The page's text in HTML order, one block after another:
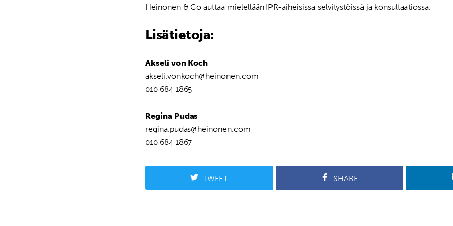
Heinonen & Co auttaa mielellään IPR-aiheisissa selvitystöissä ja konsultaatiossa.
Lisätietoja:
Akseli von Koch
akseli.vonkoch@heinonen.com
010 684 1865
Regina Pudas
regina.pudas@heinonen.com
010 684 1867
TWEET SHARE